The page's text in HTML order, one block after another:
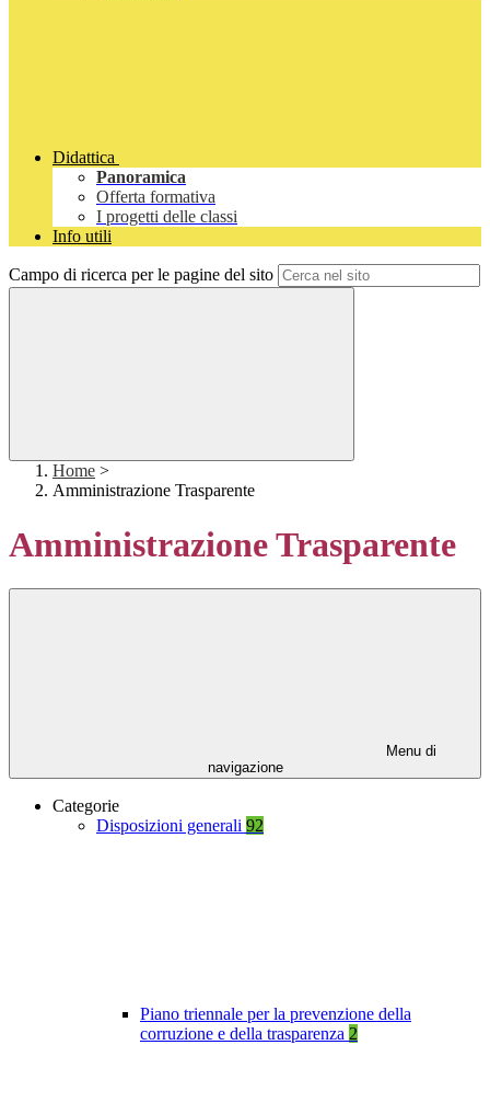
Didattica
Panoramica
Offerta formativa
I progetti delle classi
Info utili
Campo di ricerca per le pagine del sito
Home >
Amministrazione Trasparente
Amministrazione Trasparente
Menu di
navigazione
Categorie
Disposizioni generali 92
Piano triennale per la prevenzione della
corruzione e della trasparenza 2